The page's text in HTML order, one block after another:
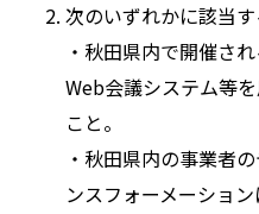
次のいずれかに該当す
・秋田県内で開催さ
Web会議システム等
こと。
・秋田県内の事業者
ンスフォーメーショ